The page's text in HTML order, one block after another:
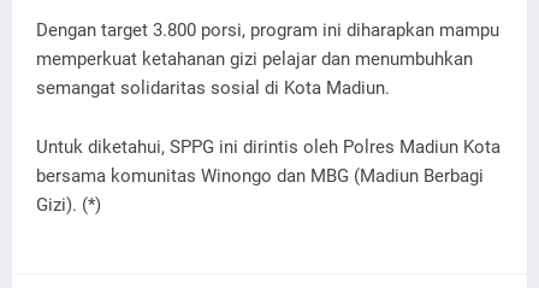
Dengan target 3.800 porsi, program ini diharapkan mampu
memperkuat ketahanan gizi pelajar dan menumbuhkan
semangat solidaritas sosial di Kota Madiun.
Untuk diketahui, SPPG ini dirintis oleh Polres Madiun Kota
bersama komunitas Winongo dan MBG (Madiun Berbagi
Gizi). (*)